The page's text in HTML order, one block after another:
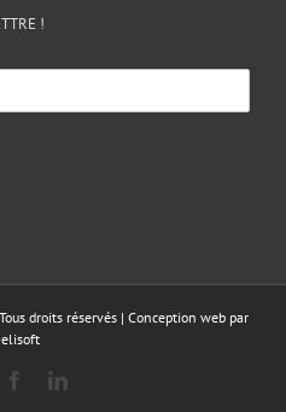
!
droits réservés | Conception web par
FacebookLinkedIn